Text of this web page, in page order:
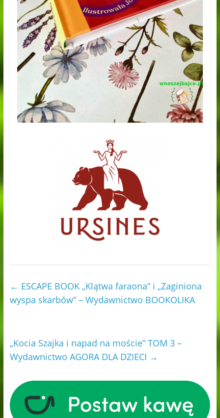
← ESCAPE BOOK „Klątwa faraona” i „Zaginiona
wyspa skarbów” – Wydawnictwo BOOKOLIKA
„Kocia Szajka i napad na moście” TOM 3 –
Wydawnictwo AGORA DLA DZIECI →